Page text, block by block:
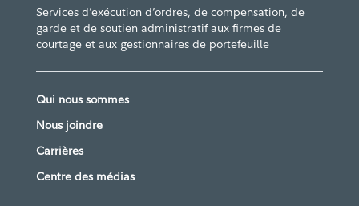
Services d’exécution d’ordres, de compensation, de
garde et de soutien administratif aux firmes de
courtage et aux gestionnaires de portefeuille
Qui nous sommes
Nous joindre
Carrières
Centre des médias